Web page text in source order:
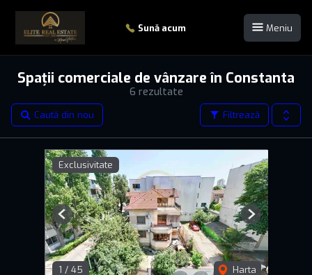
Sună acum Meniu
6 rezultate
Spații comerciale de vânzare în Constanta
Filtrează
Caută din nou
Exclusivitate
1 / 45 Harta
Previous Next